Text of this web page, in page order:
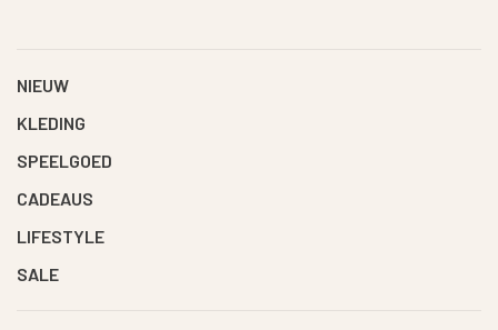
NIEUW
KLEDING
SPEELGOED
CADEAUS
LIFESTYLE
SALE